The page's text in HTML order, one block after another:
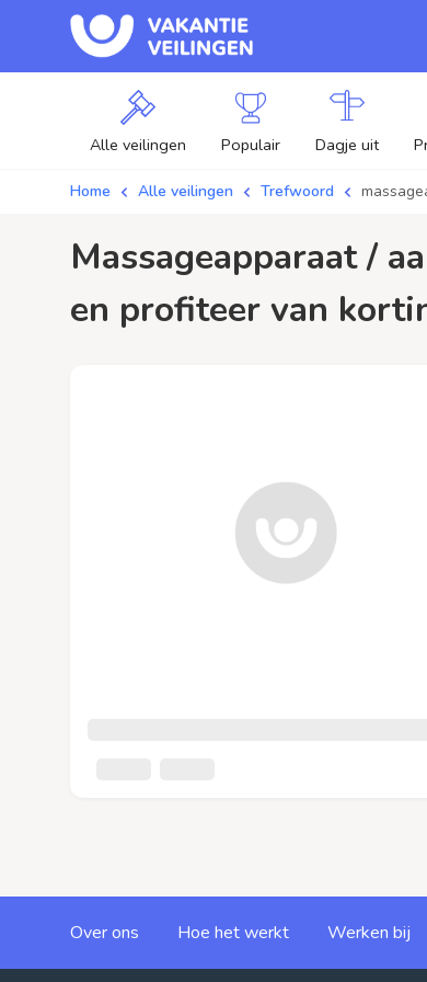
Alle veilingen Populair Dagje uit
Home Alle veilingen Trefwoord
massageapparaat / aanbiedingen - Plaats je bod op massageapparaat veilingen
en profiteer van
Over ons Hoe het werkt Werken bij